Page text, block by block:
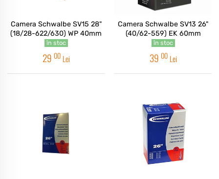
Camera Schwalbe SV15 28"
(18/28-622/630) WP 40mm
în stoc
29 00 Lei
Camera Schwalbe SV13 26"
(40/62-559) EK 60mm
în stoc
39 00 Lei